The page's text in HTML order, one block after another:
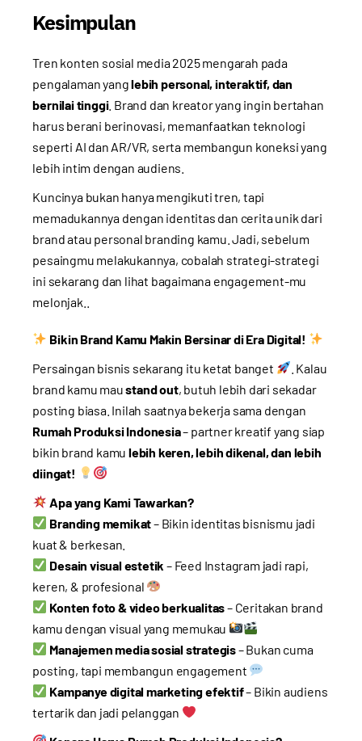
Kesimpulan
Tren konten sosial media 2025 mengarah pada
pengalaman yanglebih personal, interaktif, dan
bernilai tinggi. Brand dan kreator yang ingin bertahan
harus berani berinovasi, memanfaatkan teknologi
seperti AI dan AR/VR, serta membangun koneksi yang
lebih intim dengan audiens.
Kuncinya bukan hanya mengikuti tren, tapi
memadukannya dengan identitas dan cerita unik dari
brand atau personal branding kamu. Jadi, sebelum
pesaingmu melakukannya, cobalah strategi-strategi
ini sekarang dan lihat bagaimana engagement-mu
melonjak..
Bikin Brand Kamu Makin Bersinar di Era Digital!
Persaingan bisnis sekarang itu ketat banget
. Kalau
brand kamu maustand out, butuh lebih dari sekadar
posting biasa. Inilah saatnya bekerja sama dengan
Rumah Produksi Indonesia– partner kreatif yang siap
bikin brand kamu lebih keren, lebih dikenal, dan lebih
diingat!
Apa yang Kami Tawarkan?
Branding memikat– Bikin identitas bisnismu jadi
kuat & berkesan.
Desain visual estetik – Feed Instagram jadi rapi,
keren, & profesional
Konten foto & video berkualitas– Ceritakan brand
kamu dengan visual yang memukau
Manajemen media sosial strategis– Bukan cuma
posting, tapi membangun engagement
Kampanye digital marketing efektif– Bikin audiens
tertarik dan jadi pelanggan